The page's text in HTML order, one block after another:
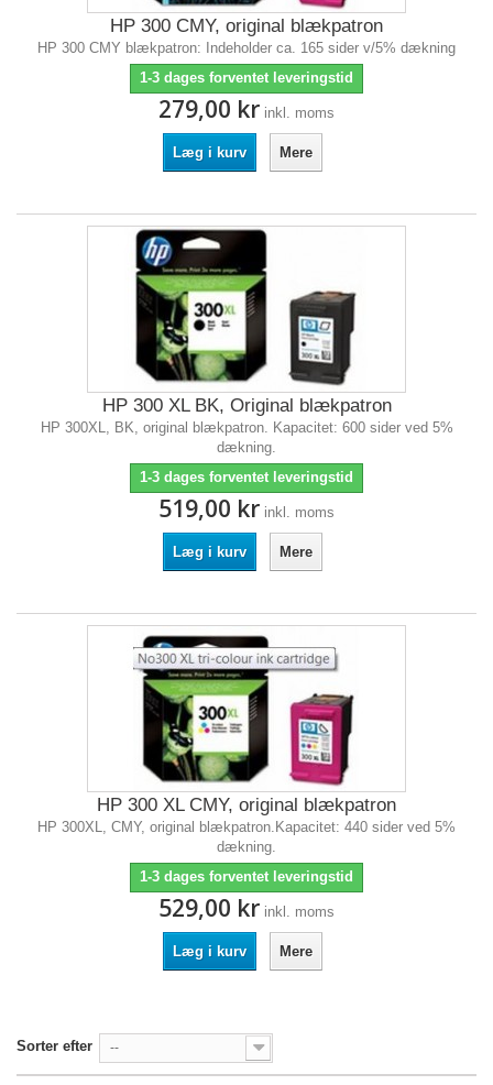
HP 300 CMY, original blækpatron
HP 300 CMY blækpatron: Indeholder ca. 165 sider v/5% dækning
1-3 dages forventet leveringstid
279,00 kr inkl. moms
Læg i kurv Mere
HP 300 XL BK, Original blækpatron
HP 300XL, BK, original blækpatron. Kapacitet: 600 sider ved 5%
dækning.
1-3 dages forventet leveringstid
519,00 kr inkl. moms
Læg i kurv Mere
HP 300 XL CMY, original blækpatron
HP 300XL, CMY, original blækpatron.Kapacitet: 440 sider ved 5%
dækning.
1-3 dages forventet leveringstid
529,00 kr inkl. moms
Læg i kurv Mere
Sorter efter --